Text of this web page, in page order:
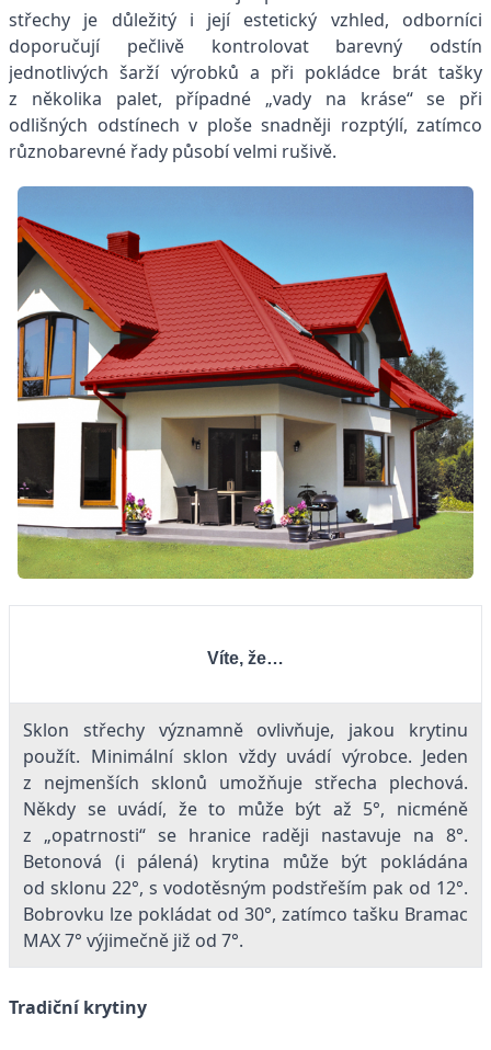
střechy je důležitý i její estetický vzhled, odborníci
doporučují pečlivě kontrolovat barevný odstín
jednotlivých šarží výrobků a při pokládce brát tašky
z několika palet, případné „vady na kráse“ se při
odlišných odstínech v ploše snadněji rozptýlí, zatímco
různobarevné řady působí velmi rušivě.
Víte, že…
Sklon střechy významně ovlivňuje, jakou krytinu
použít. Minimální sklon vždy uvádí výrobce. Jeden
z nejmenších sklonů umožňuje střecha plechová.
Někdy se uvádí, že to může být až 5°, nicméně
z „opatrnosti“ se hranice raději nastavuje na 8°.
Betonová (i pálená) krytina může být pokládána
od sklonu 22°, s vodotěsným podstřeším pak od 12°.
Bobrovku lze pokládat od 30°, zatímco tašku Bramac
MAX 7° výjimečně již od 7°.
Tradiční krytiny